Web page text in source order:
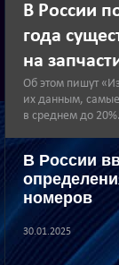
В России
года
на
Об этом пишут
их данным,
в среднем до 20%.
В России
номеров
30.01.2025